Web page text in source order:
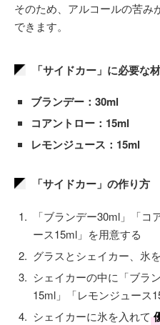
そのため、アルコールの苦み
できます。
「サイドカー」に必要な
ブランデー：30ml
コアントロー：15ml
レモンジュース：15ml
「サイドカー」の作り方
「ブランデー30ml」「コ
ース15ml」を用意する
グラスとシェイカー、氷
シェイカーの中に「ブラ
15ml」「レモンジュース
シェイカーに氷を入れて